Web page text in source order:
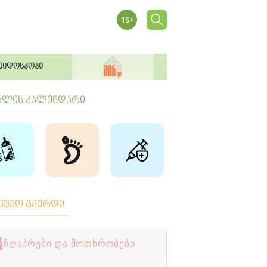
კალენდარი
გვერდი
ზღაპრები და მოთხრობები